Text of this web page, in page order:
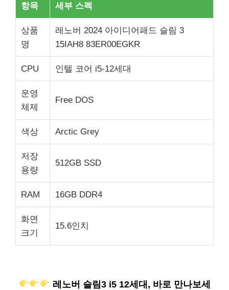
항목 세부 스펙
상품
명
레노버 2024 아이디어패드 슬림 3
15IAH8 83ER00EGKR
CPU 인텔 코어 i5-12세대
운영
체제
Free DOS
색상 Arctic Grey
저장
용량
512GB SSD
RAM 16GB DDR4
화면
크기
15.6인치
레노버 슬림3 i5 12세대, 바로 만나보세